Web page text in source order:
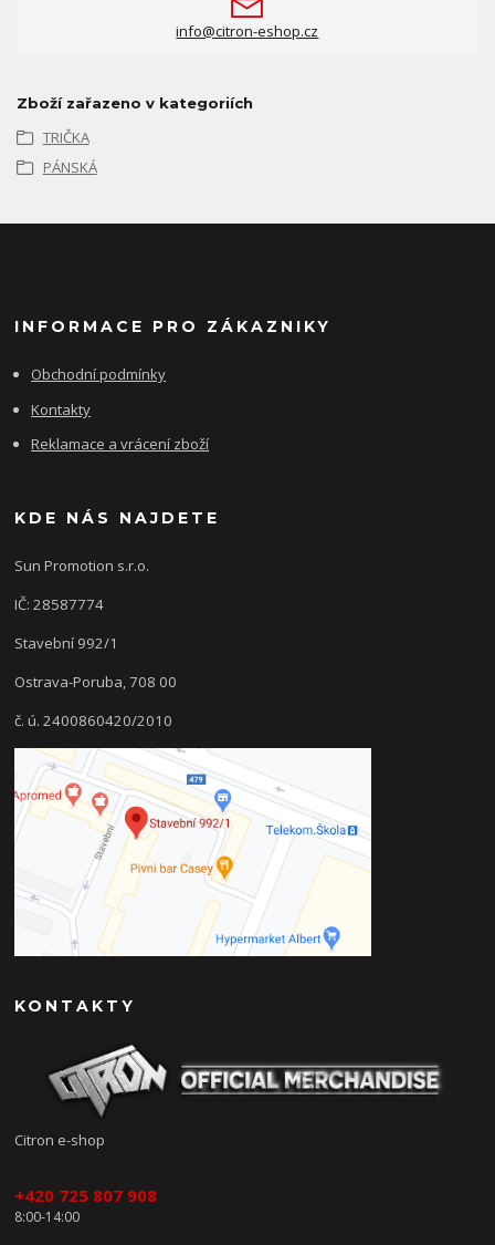
info@citron-eshop.cz
Zboží zařazeno v kategoriích
TRIČKA
PÁNSKÁ
INFORMACE PRO ZÁKAZNIKY
Obchodní podmínky
Kontakty
Reklamace a vrácení zboží
KDE NÁS NAJDETE
Sun Promotion s.r.o.
IČ: 28587774
Stavební 992/1
Ostrava-Poruba, 708 00
č. ú. 2400860420/2010
KONTAKTY
Citron e-shop
+420 725 807 908
8:00-14:00